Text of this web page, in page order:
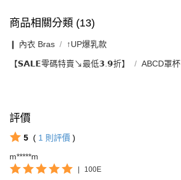
商品相關分類 (13)
❙ 內衣 Bras ↑UP爆乳款
【𝗦𝗔𝗟𝗘零碼特賣↘最低𝟯.𝟵折】 ABCD罩杯
評價
5 ( 1 則評價 )
m*****m
| 100E